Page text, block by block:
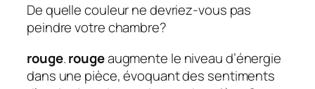
De quelle couleur ne devriez-vous pas
peindre votre chambre?
rouge.rougeaugmente le niveau d’énergie
dans une pièce, évoquant des sentiments